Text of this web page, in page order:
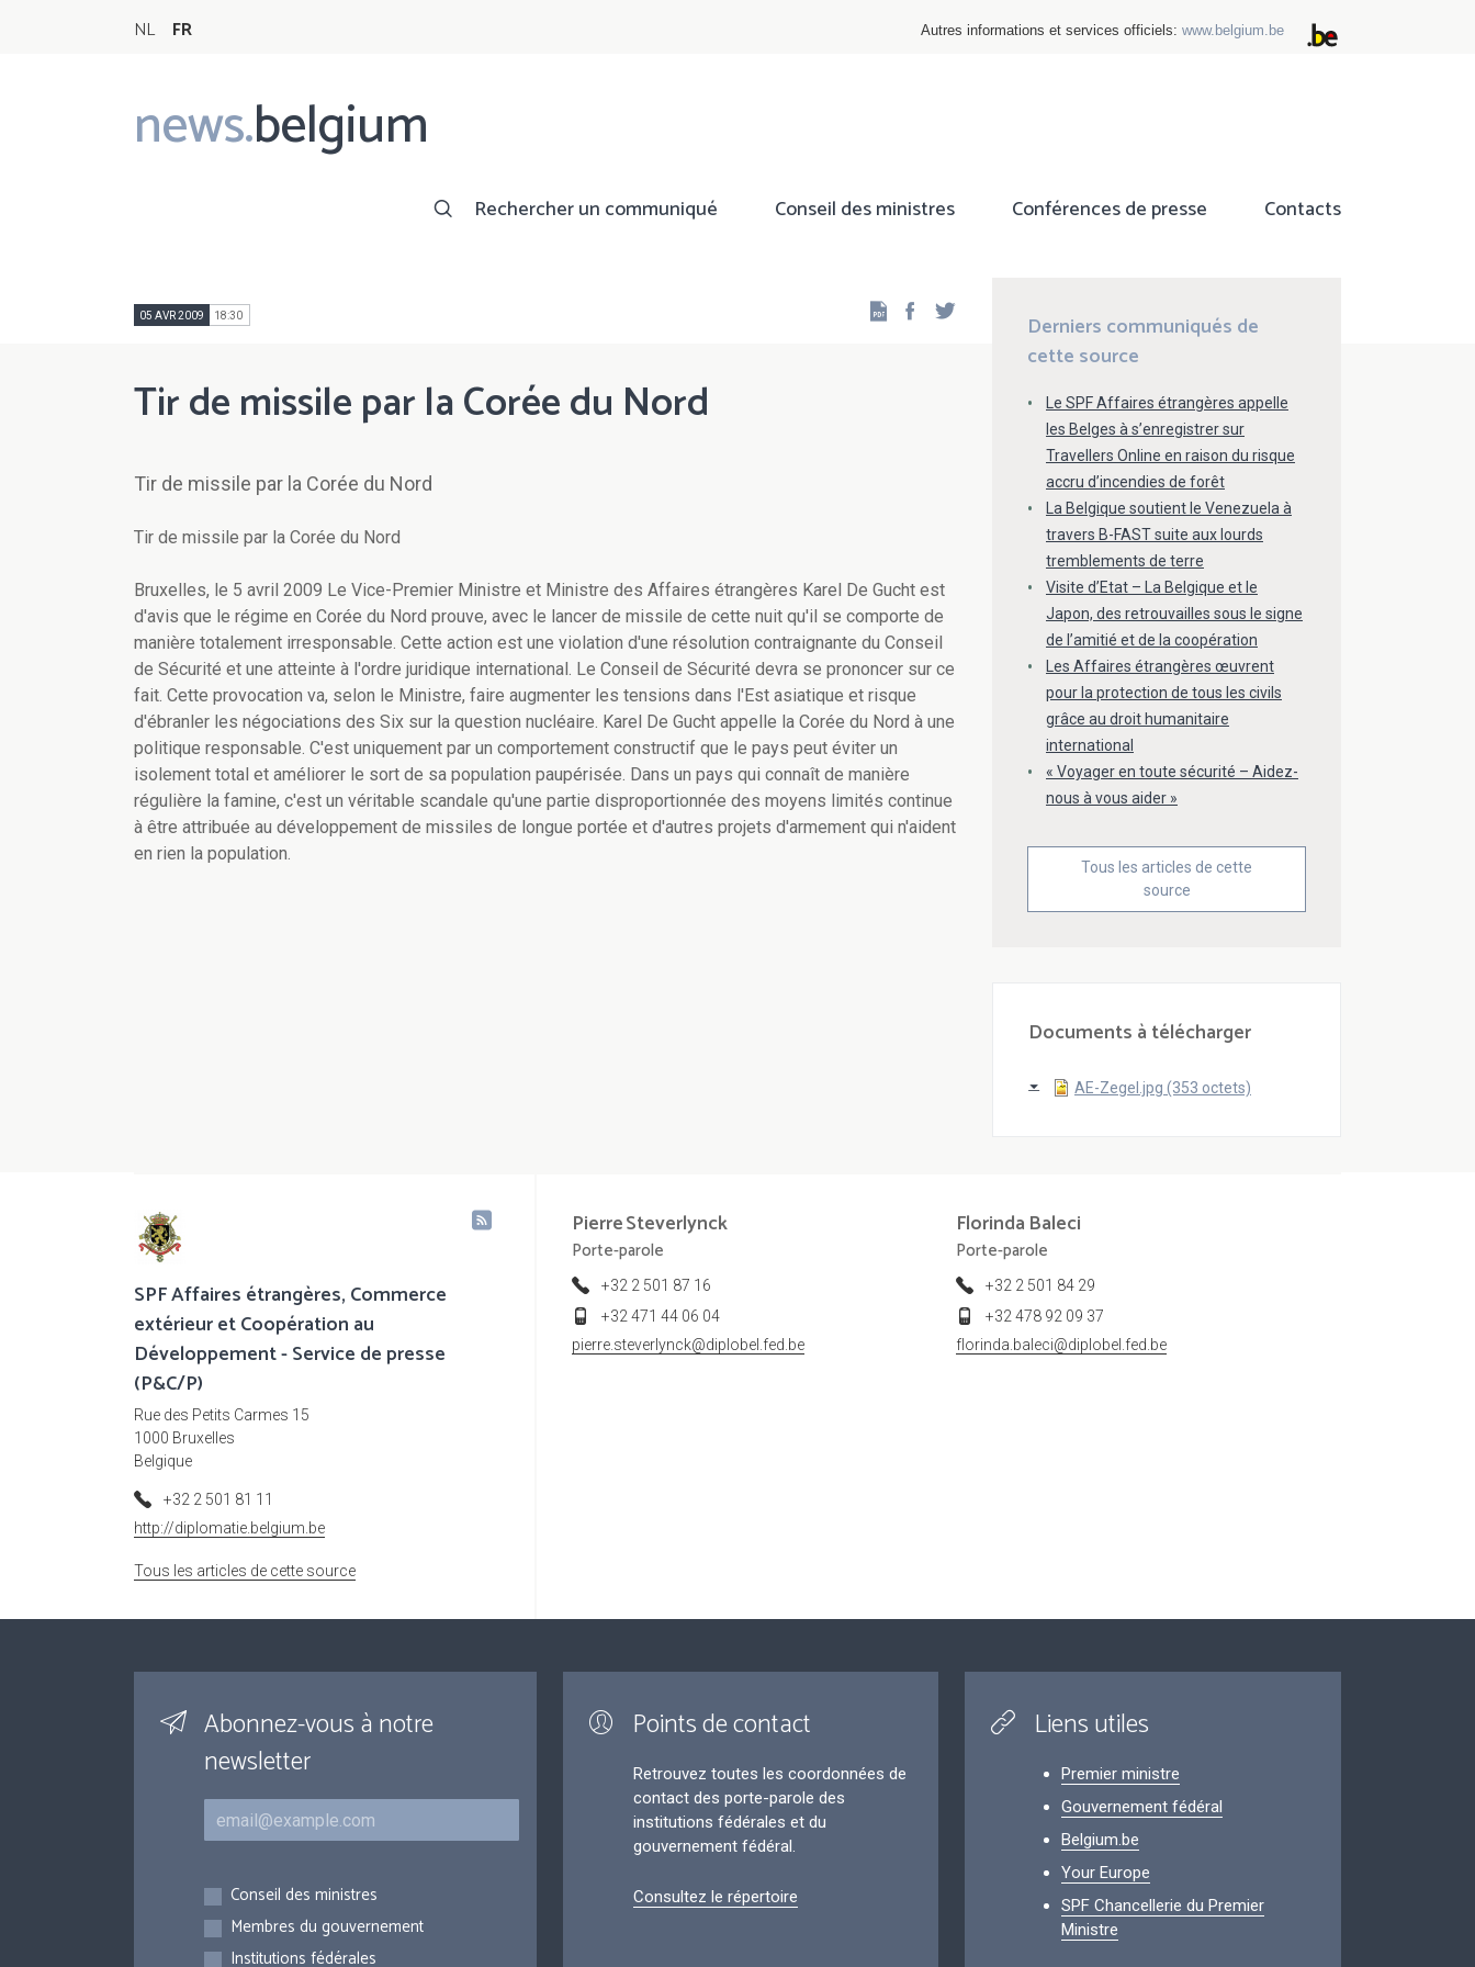
NL FR Autres informations et services officiels: www.belgium.be
news.belgium
Main
navigation
Rechercher un communiqué Conseil des ministres Conférences de presse Contacts
05 AVR 2009 18:30 Facebook
Tir de missile par la Corée du Nord
Tir de missile par la Corée du Nord
Tir de missile par la Corée du Nord
Bruxelles, le 5 avril 2009 Le Vice-Premier Ministre et Ministre des Affaires étrangères Karel De Gucht est
d'avis que le régime en Corée du Nord prouve, avec le lancer de missile de cette nuit qu'il se comporte de
manière totalement irresponsable. Cette action est une violation d'une résolution contraignante du Conseil
de Sécurité et une atteinte à l'ordre juridique international. Le Conseil de Sécurité devra se prononcer sur ce
fait. Cette provocation va, selon le Ministre, faire augmenter les tensions dans l'Est asiatique et risque
d'ébranler les négociations des Six sur la question nucléaire. Karel De Gucht appelle la Corée du Nord à une
politique responsable. C'est uniquement par un comportement constructif que le pays peut éviter un
isolement total et améliorer le sort de sa population paupérisée. Dans un pays qui connaît de manière
régulière la famine, c'est un véritable scandale qu'une partie disproportionnée des moyens limités continue
à être attribuée au développement de missiles de longue portée et d'autres projets d'armement qui n'aident
en rien la population.
Derniers communiqués de
cette source
Le SPF Affaires étrangères appelle
les Belges à s’enregistrer sur
Travellers Online en raison du risque
accru d’incendies de forêt
La Belgique soutient le Venezuela à
travers B-FAST suite aux lourds
tremblements de terre
Visite d’Etat – La Belgique et le
Japon, des retrouvailles sous le signe
de l’amitié et de la coopération
Les Affaires étrangères œuvrent
pour la protection de tous les civils
grâce au droit humanitaire
international
« Voyager en toute sécurité – Aidez-
nous à vous aider »
Tous les articles de cette
source
Documents à télécharger
AE-Zegel.jpg (353 octets)
SPF Affaires étrangères, Commerce
extérieur et Coopération au
Développement - Service de presse
(P&C/P)
Rue des Petits Carmes 15
1000 Bruxelles
Belgique
+32 2 501 81 11
http://diplomatie.belgium.be
Tous les articles de cette source
PierreSteverlynck
Porte-parole
+32 2 501 87 16
+32 471 44 06 04
pierre.steverlynck@diplobel.fed.be
Florinda Baleci
Porte-parole
+32 2 501 84 29
+32 478 92 09 37
florinda.baleci@diplobel.fed.be
Abonnez-vous à notre
newsletter
Courriel
Inscriptions
Conseil des ministres
Membres du gouvernement
Institutions fédérales
Points de contact
Retrouvez toutes les coordonnées de
contact des porte-parole des
institutions fédérales et du
gouvernement fédéral.
Consultez le répertoire
Liens utiles
Premier ministre
Gouvernement fédéral
Belgium.be
Your Europe
SPF Chancellerie du Premier
Ministre